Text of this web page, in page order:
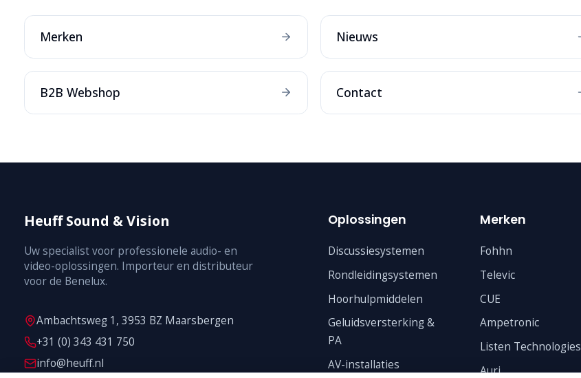
Merken Nieuws
B2B Webshop Contact
Heuff Sound & Vision
Uw specialist voor professionele audio- en
video-oplossingen. Importeur en distributeur
voor de Benelux.
Ambachtsweg 1, 3953 BZ Maarsbergen
+31 (0) 343 431 750
info@heuff.nl
Oplossingen
Discussiesystemen
Rondleidingsystemen
Hoorhulpmiddelen
Geluidsversterking &
PA
AV-installaties
Merken
Fohhn
Televic
CUE
Ampetronic
Listen Technologies
Auri